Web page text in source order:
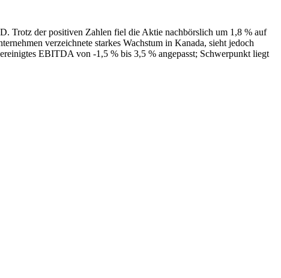
Trotz der positiven Zahlen fiel die Aktie nachbörslich um 1,8 % auf
verzeichnete starkes Wachstum in Kanada, sieht jedoch
EBITDA von -1,5 % bis 3,5 % angepasst; Schwerpunkt liegt